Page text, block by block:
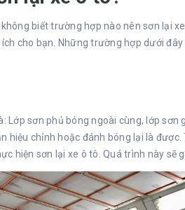
biết trường hợp nào nên sơn lại
cho bạn. Những trường hợp dưới
Lớp sơn phủ bóng ngoài cùng, lớp
hiệu chỉnh hoặc đánh bóng lại là
hiện sơn lại xe ô tô. Quá trình này sẽ